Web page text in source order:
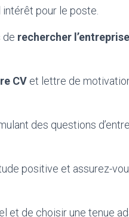
pour le poste.
de rechercher l’entreprise
CV et lettre de
des questions
positive et assurez-
et de choisir une tenue